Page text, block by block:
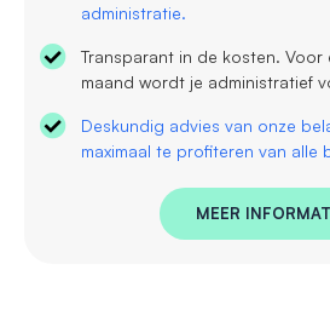
administratie.
Transparant in de kosten.
maand wordt je administratief
Deskundig advies van onze
maximaal te profiteren van alle
MEER